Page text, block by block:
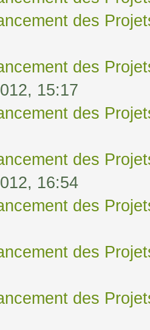
des
des
15:17
des
des
16:54
des
des
des